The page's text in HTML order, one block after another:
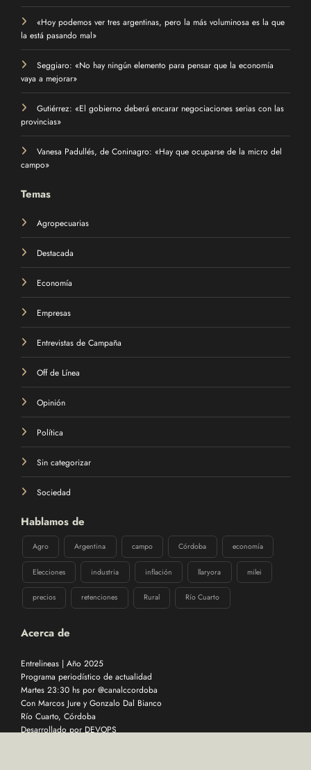
«Hoy podemos ver tres argentinas, pero la más voluminosa es la que
la está pasando mal»
Seggiaro: «No hay ningún elemento para pensar que la economía
vaya a mejorar»
Gutiérrez: «El gobierno deberá encarar negociaciones serias con las
provincias»
Vanesa Padullés, de Coninagro: «Hay que ocuparse de la micro del
campo»
Temas
Agropecuarias
Destacada
Economía
Empresas
Entrevistas de Campaña
Off de Línea
Opinión
Política
Sin categorizar
Sociedad
Hablamos de
Agro Argentina campo Córdoba economía
Elecciones industria inflación llaryora milei
precios retenciones Rural Río Cuarto
Acerca de
Entrelineas | Año 2025
Programa periodístico de actualidad
Martes 23:30 hs por @canalccordoba
Con Marcos Jure y Gonzalo Dal Bianco
Río Cuarto, Córdoba
Desarrollado porDEVOPS